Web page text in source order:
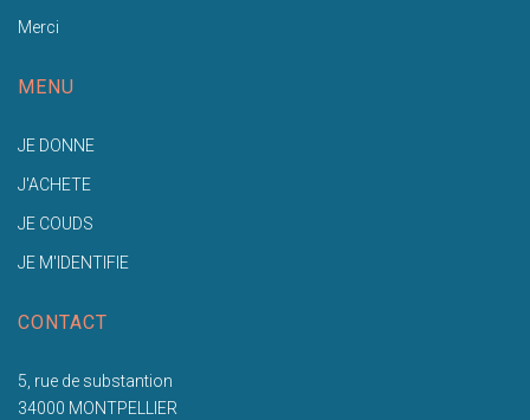
Merci
MENU
JE DONNE
J'ACHETE
JE COUDS
JE M'IDENTIFIE
CONTACT
5, rue de substantion
34000 MONTPELLIER